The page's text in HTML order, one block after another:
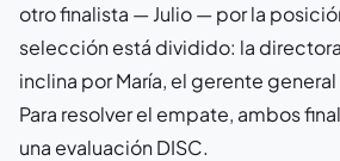
otro finalista — Julio — por la
selección está dividido: la
inclina por María, el gerente
Para resolver el empate, ambos
una evaluación DISC.